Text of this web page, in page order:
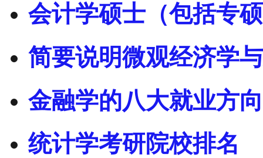
会计学硕士（包括专
简要说明微观经济学
金融学的八大就业方
统计学考研院校排名